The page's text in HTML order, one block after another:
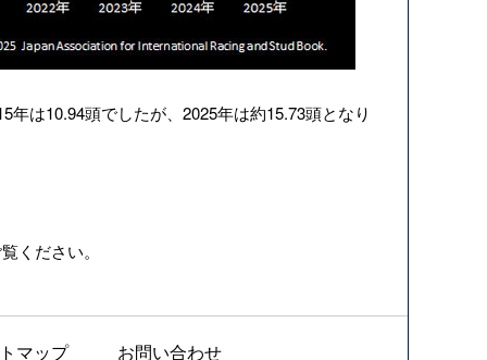
は10.94頭でしたが、2025年は約15.73頭となり
ください。
マップ お問い合わせ